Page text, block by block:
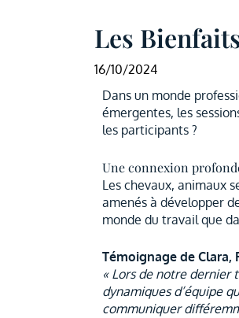
Les
16/10/2024
Dans un monde
émergentes, les
les participants ?
Une connexion
Les chevaux, animaux
amenés à développer
monde du travail que
Témoignage de Clara,
« Lors de notre dernier
dynamiques d’équipe
communiquer